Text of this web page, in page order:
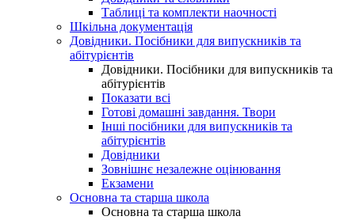
Таблиці та комплекти наочності
Шкільна документація
Довідники. Посібники для випускників та
абітурієнтів
Довідники. Посібники для випускників та
абітурієнтів
Показати всі
Готові домашні завдання. Твори
Інші посібники для випускників та
абітурієнтів
Довідники
Зовнішнє незалежне оцінювання
Екзамени
Основна та старша школа
Основна та старша школа